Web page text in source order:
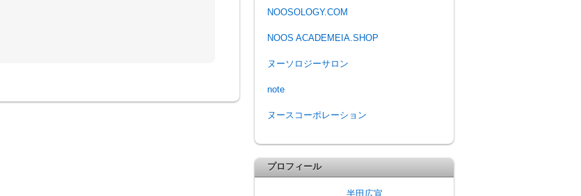
NOOSOLOGY.COM
NOOS ACADEMEIA.SHOP
ヌーソロジーサロン
note
ヌースコーポレーション
プロフィール
半田広宣